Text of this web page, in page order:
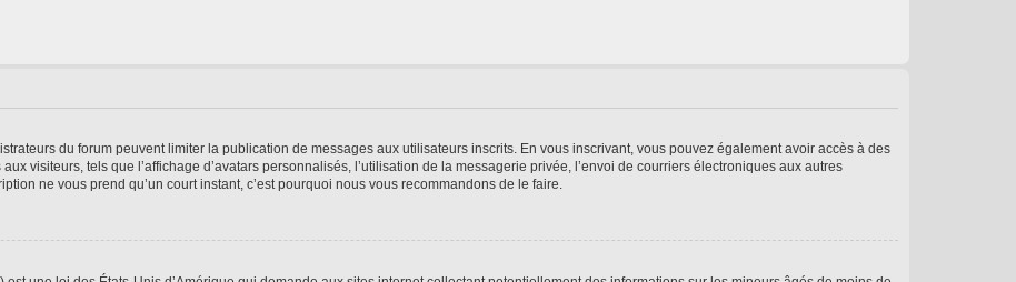
du forum peuvent limiter la publication de messages aux utilisateurs inscrits. En vous inscrivant, vous pouvez également avoir accès à des
visiteurs, tels que l’affichage d’avatars personnalisés, l’utilisation de la messagerie privée, l’envoi de courriers électroniques aux autres
ne vous prend qu’un court instant, c’est pourquoi nous vous recommandons de le faire.